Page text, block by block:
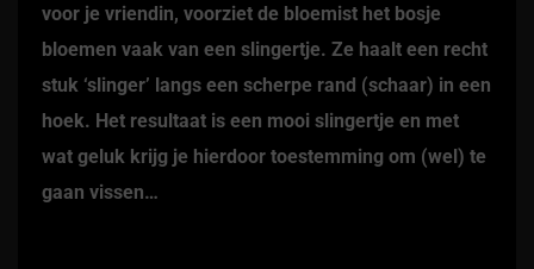
voor je vriendin, voorziet de bloemist het bosje
bloemen vaak van een slingertje. Ze haalt een recht
stuk ‘slinger’ langs een scherpe rand (schaar) in een
hoek. Het resultaat is een mooi slingertje en met
wat geluk krijg je hierdoor toestemming om (wel) te
gaan vissen…